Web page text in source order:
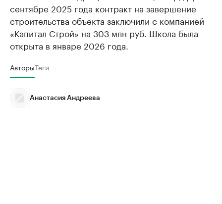
сентябре 2025 года контракт на завершение
строительства объекта заключили с компанией
«Капитал Строй» на 303 млн руб. Школа была
открыта в январе 2026 года.
АвторыТеги
Анастасия Андреева